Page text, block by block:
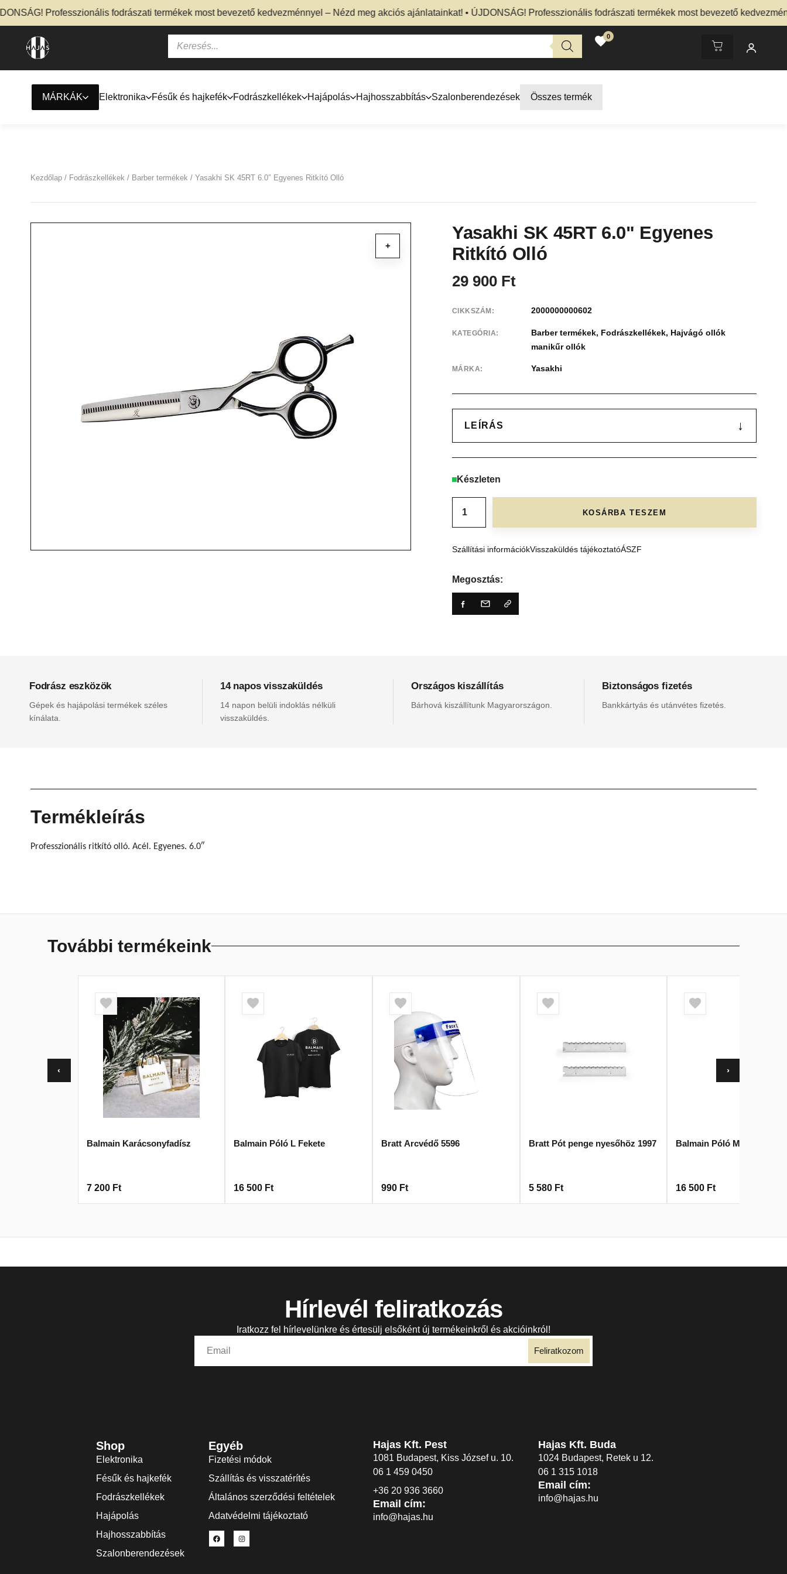
Professzionális fodrászati termékek most bevezető kedvezménnyel – Nézd meg akciós ajánlatainkat! • ÚJDONSÁG! Professzionális fodrászati termékek most bevezető
0
MÁRKÁK Elektronika Fésűk és hajkefék Fodrászkellékek Hajápolás Hajhosszabbítás Szalonberendezések Összes termék
Kezdőlap / Fodrászkellékek / Barber termékek / Yasakhi SK 45RT 6.0″ Egyenes Ritkító Olló
+
Yasakhi SK 45RT 6.0" Egyenes
Ritkító Olló
29 900 Ft
CIKKSZÁM: 2000000000602
KATEGÓRIA: Barber termékek, Fodrászkellékek, Hajvágó ollók
manikűr ollók
MÁRKA: Yasakhi
LEÍRÁS ↓
Készleten
KOSÁRBA TESZEM
Szállítási információkVisszaküldés tájékoztatóÁSZF
Megosztás:
Fodrász eszközök
Gépek és hajápolási termékek széles
kínálata.
14 napos visszaküldés
14 napon belüli indoklás nélküli
visszaküldés.
Országos kiszállítás
Bárhová kiszállítunk Magyarországon.
Biztonságos fizetés
Bankkártyás és utánvétes fizetés.
Termékleírás
Professzionális ritkító olló. Acél. Egyenes. 6.0″
További termékeink
‹
Balmain Karácsonyfadísz
7 200 Ft
Balmain Póló L Fekete
16 500 Ft
Bratt Arcvédő 5596
990 Ft
Bratt Pót penge nyesőhöz 1997
5 580 Ft
Balmain Póló M Fekete
16 500 Ft
›
Hírlevél feliratkozás
Iratkozz fel hírlevelünkre és értesülj elsőként új termékeinkről és akcióinkról!
Feliratkozom
Shop
Elektronika
Fésűk és hajkefék
Fodrászkellékek
Hajápolás
Hajhosszabbítás
Szalonberendezések
Egyéb
Fizetési módok
Szállítás és visszatérítés
Általános szerződési feltételek
Adatvédelmi tájékoztató
Hajas Kft. Pest
1081 Budapest, Kiss József u. 10.
06 1 459 0450
+36 20 936 3660
Email cím:
info@hajas.hu
Hajas Kft. Buda
1024 Budapest, Retek u 12.
06 1 315 1018
Email cím:
info@hajas.hu